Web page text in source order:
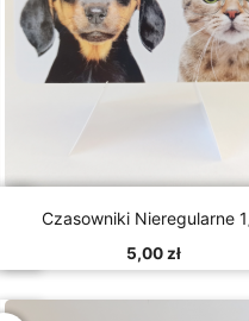
Szybki podgląd
Czasowniki Nieregularne
5,00 zł